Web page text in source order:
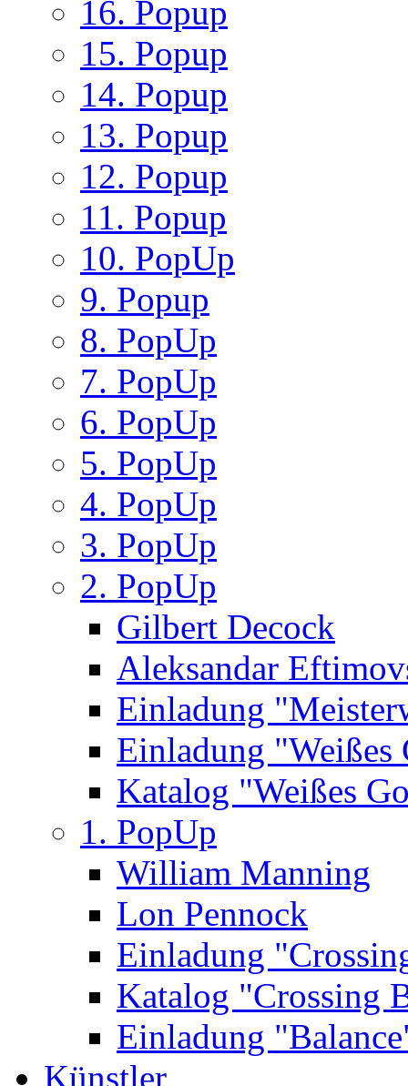
16. Popup
15. Popup
14. Popup
13. Popup
12. Popup
11. Popup
10. PopUp
9. Popup
8. PopUp
7. PopUp
6. PopUp
5. PopUp
4. PopUp
3. PopUp
2. PopUp
Gilbert Decock
Aleksandar
Einladung
Einladung "Weißes
Katalog "Weißes
1. PopUp
William Manning
Lon Pennock
Einladung
Katalog "Crossing
Einladung
Künstler